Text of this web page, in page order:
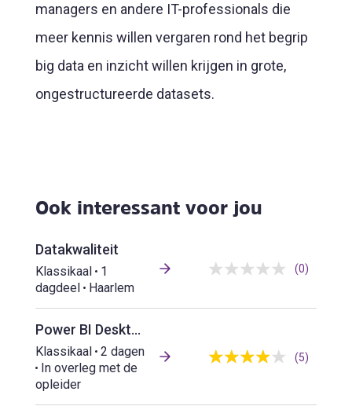
managers en andere IT-professionals die
meer kennis willen vergaren rond het begrip
big data en inzicht willen krijgen in grote,
ongestructureerde datasets.
Ook interessant voor jou
Datakwaliteit
Klassikaal
1
dagdeel
Haarlem
(0)
Power BI Desktop & Online Basis (level 1)
Klassikaal
2 dagen
In overleg met de
opleider
(5)